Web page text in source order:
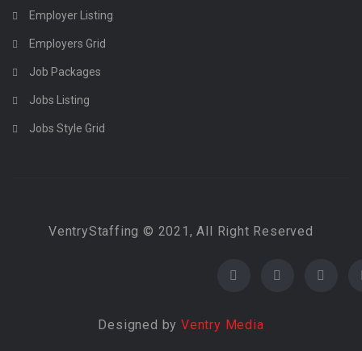
Employer Listing
Employers Grid
Job Packages
Jobs Listing
Jobs Style Grid
VentryStaffing © 2021, All Right Reserved
Designed by Ventry Media